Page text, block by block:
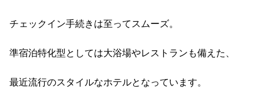
チェックイン手続きは至ってスムーズ。
準宿泊特化型としては大浴場やレストランも備えた、
最近流行のスタイルなホテルとなっています。